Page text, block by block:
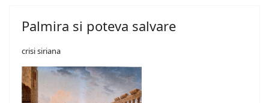
Palmira si poteva salvare
crisi siriana